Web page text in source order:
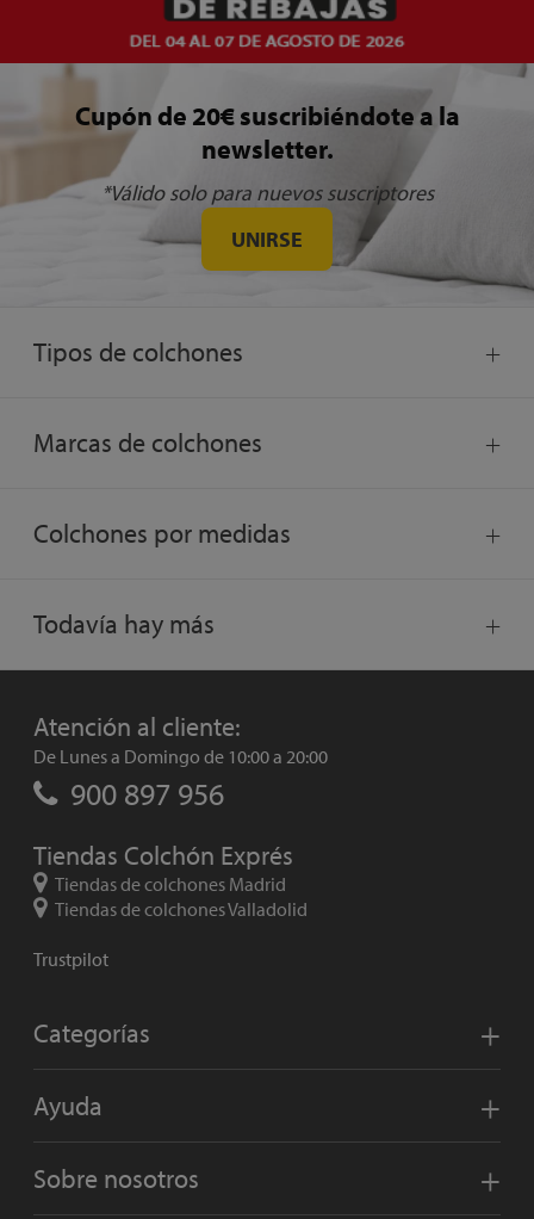
Cupón de 20€ suscribiéndote a la
newsletter.
*Válido solo para nuevos suscriptores
UNIRSE
Tipos de colchones
Marcas de colchones
Colchones por medidas
Todavía hay más
Atención al cliente:
De Lunes a Domingo de 10:00 a 20:00
900 897 956
Tiendas Colchón Exprés
Tiendas de colchones Madrid
Tiendas de colchones Valladolid
Trustpilot
Categorías
Ayuda
Sobre nosotros